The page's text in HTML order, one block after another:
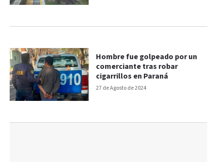
27 de Agosto de 2024
Hombre fue golpeado por un
comerciante tras robar
cigarrillos en Paraná